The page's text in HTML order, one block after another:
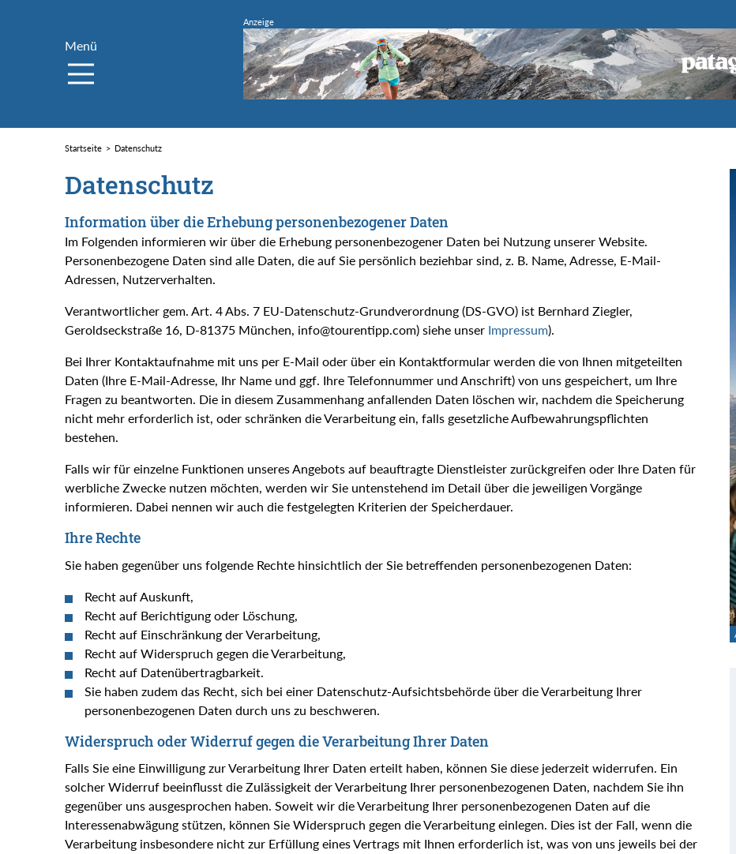
Menü
Startseite Datenschutz
Datenschutz
Information über die Erhebung personenbezogener Daten
Im Folgenden informieren wir über die Erhebung personenbezogener Daten bei Nutzung unserer Website.
Personenbezogene Daten sind alle Daten, die auf Sie persönlich beziehbar sind, z. B. Name, Adresse, E-Mail-
Adressen, Nutzerverhalten.
Verantwortlicher gem. Art. 4 Abs. 7 EU-Datenschutz-Grundverordnung (DS-GVO) ist Bernhard Ziegler,
Geroldseckstraße 16, D-81375 München, info@tourentipp.com) siehe unser Impressum).
Bei Ihrer Kontaktaufnahme mit uns per E-Mail oder über ein Kontaktformular werden die von Ihnen mitgeteilten
Daten (Ihre E-Mail-Adresse, Ihr Name und ggf. Ihre Telefonnummer und Anschrift) von uns gespeichert, um Ihre
Fragen zu beantworten. Die in diesem Zusammenhang anfallenden Daten löschen wir, nachdem die Speicherung
nicht mehr erforderlich ist, oder schränken die Verarbeitung ein, falls gesetzliche Aufbewahrungspflichten
bestehen.
Falls wir für einzelne Funktionen unseres Angebots auf beauftragte Dienstleister zurückgreifen oder Ihre Daten für
werbliche Zwecke nutzen möchten, werden wir Sie untenstehend im Detail über die jeweiligen Vorgänge
informieren. Dabei nennen wir auch die festgelegten Kriterien der Speicherdauer.
Ihre Rechte
Sie haben gegenüber uns folgende Rechte hinsichtlich der Sie betreffenden personenbezogenen Daten:
Recht auf Auskunft,
Recht auf Berichtigung oder Löschung,
Recht auf Einschränkung der Verarbeitung,
Recht auf Widerspruch gegen die Verarbeitung,
Recht auf Datenübertragbarkeit.
Sie haben zudem das Recht, sich bei einer Datenschutz-Aufsichtsbehörde über die Verarbeitung Ihrer
personenbezogenen Daten durch uns zu beschweren.
Widerspruch oder Widerruf gegen die Verarbeitung Ihrer Daten
Falls Sie eine Einwilligung zur Verarbeitung Ihrer Daten erteilt haben, können Sie diese jederzeit widerrufen. Ein
solcher Widerruf beeinflusst die Zulässigkeit der Verarbeitung Ihrer personenbezogenen Daten, nachdem Sie ihn
gegenüber uns ausgesprochen haben. Soweit wir die Verarbeitung Ihrer personenbezogenen Daten auf die
Interessenabwägung stützen, können Sie Widerspruch gegen die Verarbeitung einlegen. Dies ist der Fall, wenn die
Verarbeitung insbesondere nicht zur Erfüllung eines Vertrags mit Ihnen erforderlich ist, was von uns jeweils bei der